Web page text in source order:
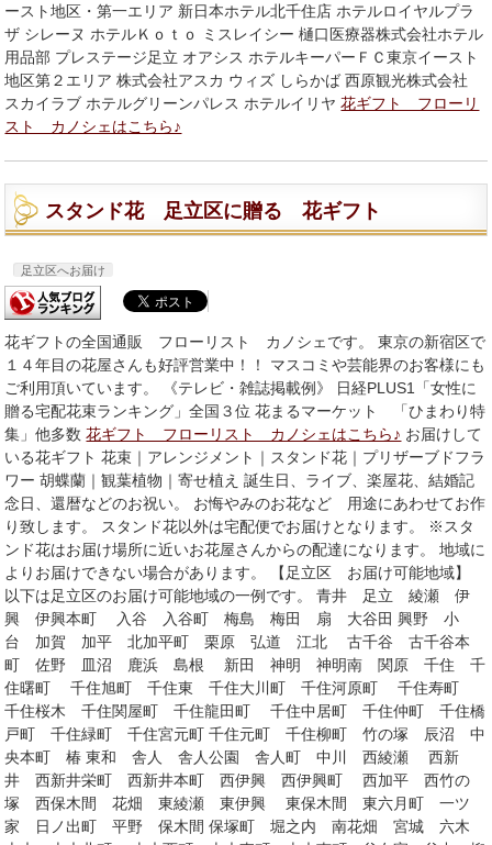
ースト地区・第一エリア 新日本ホテル北千住店 ホテルロイヤルプラ
ザ シレーヌ ホテルＫｏｔｏ ミスレイシー 樋口医療器株式会社ホテル
用品部 プレステージ足立 オアシス ホテルキーパーＦＣ東京イースト
地区第２エリア 株式会社アスカ ウィズ しらかば 西原観光株式会社
スカイラブ ホテルグリーンパレス ホテルイリヤ花ギフト フローリ
スト カノシェはこちら♪
スタンド花 足立区に贈る 花ギフト
足立区へお届け
花ギフトの全国通販 フローリスト カノシェです。 東京の新宿区で
１４年目の花屋さんも好評営業中！！ マスコミや芸能界のお客様にも
ご利用頂いています。 《テレビ・雑誌掲載例》 日経PLUS1「女性に
贈る宅配花束ランキング」全国３位 花まるマーケット 「ひまわり特
集」他多数花ギフト フローリスト カノシェはこちら♪ お届けして
いる花ギフト 花束｜アレンジメント｜スタンド花｜プリザーブドフラ
ワー 胡蝶蘭｜観葉植物｜寄せ植え 誕生日、ライブ、楽屋花、結婚記
念日、還暦などのお祝い。 お悔やみのお花など 用途にあわせてお作
り致します。 スタンド花以外は宅配便でお届けとなります。 ※スタ
ンド花はお届け場所に近いお花屋さんからの配達になります。 地域に
よりお届けできない場合があります。 【足立区 お届け可能地域】
以下は足立区のお届け可能地域の一例です。 青井 足立 綾瀬 伊
興 伊興本町 入谷 入谷町 梅島 梅田 扇 大谷田 興野 小
台 加賀 加平 北加平町 栗原 弘道 江北 古千谷 古千谷本
町 佐野 皿沼 鹿浜 島根 新田 神明 神明南 関原 千住 千
住曙町 千住旭町 千住東 千住大川町 千住河原町 千住寿町
千住桜木 千住関屋町 千住龍田町 千住中居町 千住仲町 千住橋
戸町 千住緑町 千住宮元町 千住元町 千住柳町 竹の塚 辰沼 中
央本町 椿 東和 舎人 舎人公園 舎人町 中川 西綾瀬 西新
井 西新井栄町 西新井本町 西伊興 西伊興町 西加平 西竹の
塚 西保木間 花畑 東綾瀬 東伊興 東保木間 東六月町 一ツ
家 日ノ出町 平野 保木間 保塚町 堀之内 南花畑 宮城 六木